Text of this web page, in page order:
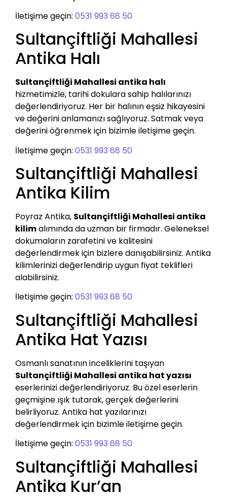
İletişime geçin: 0531 993 68 50
Sultançiftliği Mahallesi
Antika Halı
Sultançiftliği Mahallesi antika halı
hizmetimizle, tarihi dokulara sahip halılarınızı
değerlendiriyoruz. Her bir halının eşsiz hikayesini
ve değerini anlamanızı sağlıyoruz. Satmak veya
değerini öğrenmek için bizimle iletişime geçin.
İletişime geçin: 0531 993 68 50
Sultançiftliği Mahallesi
Antika Kilim
Poyraz Antika, Sultançiftliği Mahallesi antika
kilimalımında da uzman bir firmadır. Geleneksel
dokumaların zarafetini ve kalitesini
değerlendirmek için bizlere danışabilirsiniz. Antika
kilimlerinizi değerlendirip uygun fiyat teklifleri
alabilirsiniz.
İletişime geçin: 0531 993 68 50
Sultançiftliği Mahallesi
Antika Hat Yazısı
Osmanlı sanatının inceliklerini taşıyan
Sultançiftliği Mahallesi antika hat yazısı
eserlerinizi değerlendiriyoruz. Bu özel eserlerin
geçmişine ışık tutarak, gerçek değerlerini
belirliyoruz. Antika hat yazılarınızı
değerlendirmek için bizimle iletişime geçin.
İletişime geçin: 0531 993 68 50
Sultançiftliği Mahallesi
Antika Kur’an